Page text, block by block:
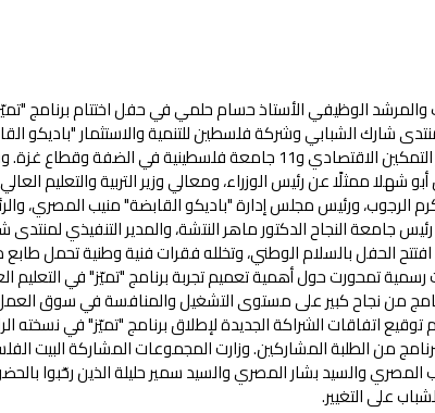
الوظيفي الأستاذ حسام حلمي في حفل اختتام برنامج
شارك الشبابي وشركة فلسطين للتنمية والاستثمار "باديكو
ومؤسسة صلتك القطرية، بالشراكة مع مركز التمكين الاقتصادي و11 جامعة فلسطينية في الضفة
ممثلًا عن رئيس الوزراء، ومعالي وزير التربية والتعليم العالي
الرجوب، ورئيس مجلس إدارة "باديكو القابضة" منيب المصري،
جامعة النجاح الدكتور ماهر النتشة، والمدير التنفيذي لمنتدى
الحفل بالسلام الوطني، وتخلله فقرات فنية وطنية تحمل طابع
تمحورت حول أهمية تعميم تجربة برنامج "تميّز" في التعليم
من نجاح كبير على مستوى التشغيل والمنافسة في سوق
اتفاقات الشراكة الجديدة لإطلاق برنامج "تميّز" في نسخته
من الطلبة المشاركين. وزارت المجموعات المشاركة البيت
والسيد بشار المصري والسيد سمير حليلة الذين رحّبوا
على التغيير.